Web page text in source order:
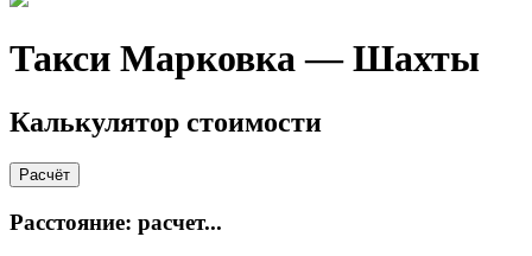
Такси Марковка — Шахты
Калькулятор стоимости
Расчёт
Расстояние: расчет...